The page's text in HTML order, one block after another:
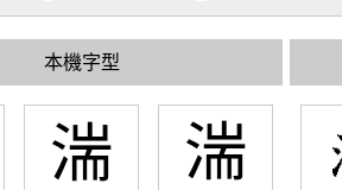
本機字型
湍 湍